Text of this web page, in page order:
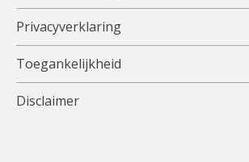
Privacyverklaring
Toegankelijkheid
Disclaimer